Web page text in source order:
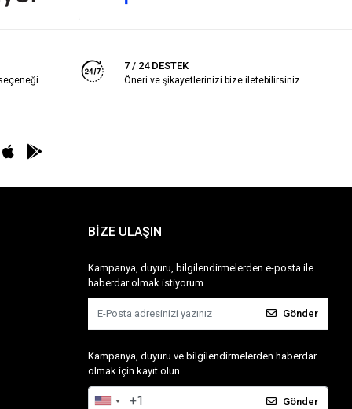
7 / 24 DESTEK
Öneri ve şikayetlerinizi bize iletebilirsiniz.
BİZE ULAŞIN
Kampanya, duyuru, bilgilendirmelerden e-posta ile
haberdar olmak istiyorum.
Gönder
Kampanya, duyuru ve bilgilendirmelerden haberdar
olmak için kayıt olun.
Gönder